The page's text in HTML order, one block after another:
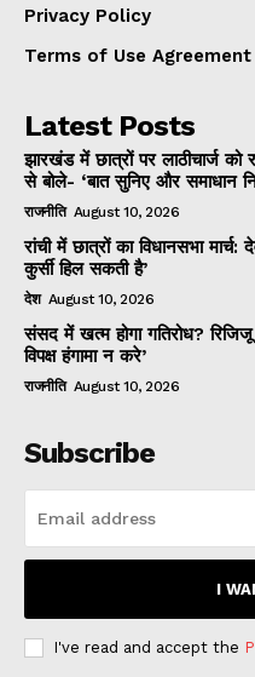
Privacy Policy
Terms of Use Agreement
Latest Posts
झारखंड में छात्रों पर लाठीचार्ज
से बोले- ‘बात सुनिए और समाधान
राजनीति August 10, 2026
रांची में छात्रों का विधानसभा
कुर्सी हिल सकती है’
देश August 10, 2026
संसद में खत्म होगा गतिरोध?
विपक्ष हंगामा न करे’
राजनीति August 10, 2026
Subscribe
I
I've read and accept the